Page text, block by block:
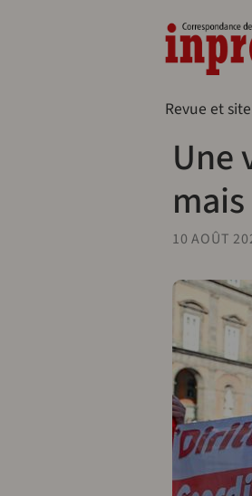
Revue et
Une
10 AOÛT